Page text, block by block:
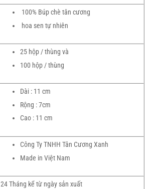
100% Búp chè tân cương
hoa sen tự nhiên
25 hộp / thùng và
100 hộp / thùng
Dài : 11 cm
Rộng : 7cm
Cao : 11 cm
Công Ty TNHH Tân Cương Xanh
Made in Việt Nam
24 Tháng kể từ ngày sản xuất